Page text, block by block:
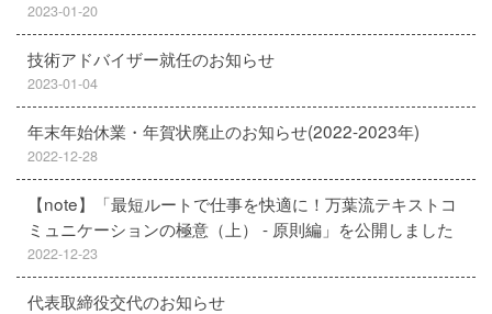
2023-01-20
技術アドバイザー就任のお知らせ
2023-01-04
年末年始休業・年賀状廃止のお知らせ(2022-2023年)
2022-12-28
【note】「最短ルートで仕事を快適に！万葉流テキストコ
ミュニケーションの極意（上） - 原則編」を公開しました
2022-12-23
代表取締役交代のお知らせ